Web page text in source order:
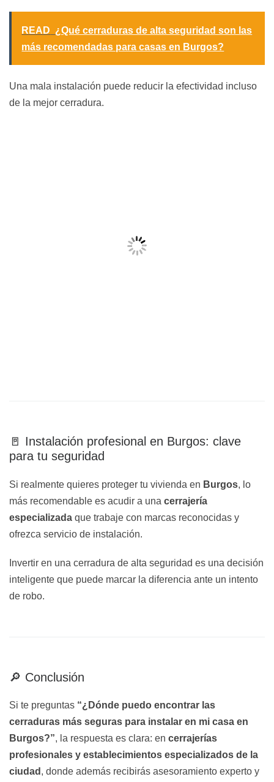
READ ¿Qué cerraduras de alta seguridad son las
más recomendadas para casas en Burgos?
Una mala instalación puede reducir la efectividad incluso
de la mejor cerradura.
🚪 Instalación profesional en Burgos: clave
para tu seguridad
Si realmente quieres proteger tu vivienda en Burgos , lo
más recomendable es acudir a una cerrajería
especializada que trabaje con marcas reconocidas y
ofrezca servicio de instalación.
Invertir en una cerradura de alta seguridad es una decisión
inteligente que puede marcar la diferencia ante un intento
de robo.
🔎 Conclusión
Si te preguntas “¿Dónde puedo encontrar las
cerraduras más seguras para instalar en mi casa en
Burgos?”, la respuesta es clara: en cerrajerías
profesionales y establecimientos especializados de la
ciudad , donde además recibirás asesoramiento experto y